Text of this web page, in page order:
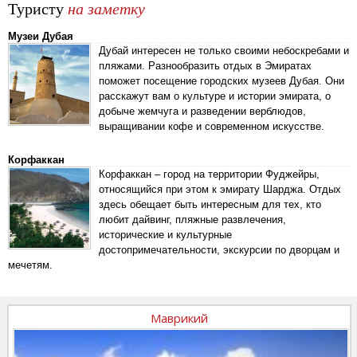
Туристу на заметку
Музеи Дубая
Дубай интересен не только своими небоскребами и
пляжами. Разнообразить отдых в Эмиратах
поможет посещение городских музеев Дубая. Они
расскажут вам о культуре и истории эмирата, о
добыче жемчуга и разведении верблюдов,
выращивании кофе и современном искусстве.
Корфаккан
Корфаккан – город на территории Фуджейры,
относящийся при этом к эмирату Шарджа. Отдых
здесь обещает быть интересным для тех, кто
любит дайвинг, пляжные развлечения,
исторические и культурные
достопримечательности, экскурсии по дворцам и
мечетям.
Маврикий